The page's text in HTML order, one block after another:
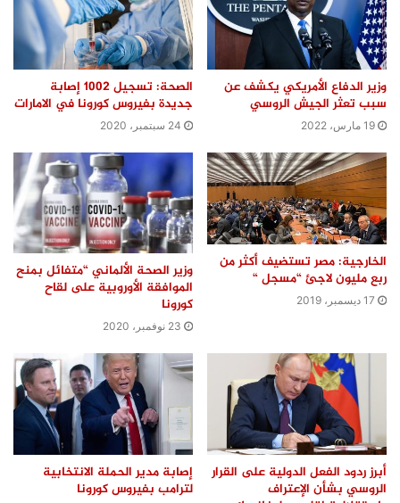
وزير الدفاع الأمريكي يكشف عن
سبب تعثر الجيش الروسي
19 مارس، 2022
الصحة: تسجيل 1002 إصابة
جديدة بفيروس كورونا في الامارات
24 سبتمبر، 2020
الخارجية: مصر تستضيف أكثر من
ربع مليون لاجئ “مسجل “
17 ديسمبر، 2019
وزير الصحة الألماني “متفائل بمنح
الموافقة الأوروبية على لقاح
كورونا
23 نوفمبر، 2020
أبرز ردود الفعل الدولية على القرار
الروسي بشأن الإعتراف
إصابة مدير الحملة الانتخابية
لترامب بفيروس كورونا